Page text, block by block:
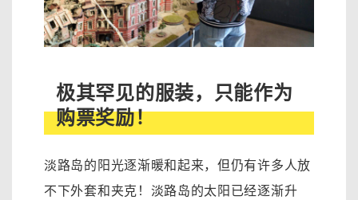
极其罕见的服装，只能作为
购票奖励！
淡路岛的阳光逐渐暖和起来，但仍有许多人放
不下外套和夹克！淡路岛的太阳已经逐渐升